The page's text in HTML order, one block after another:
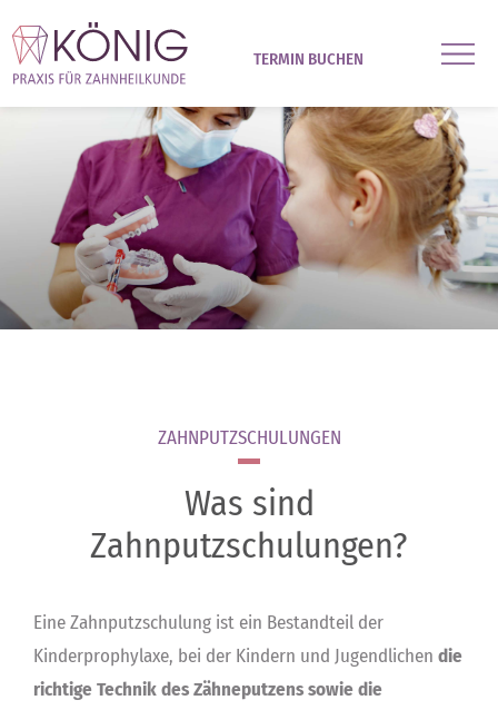
TERMIN BUCHEN
ZAHNPUTZSCHULUNGEN
Was sind
Zahnputzschulungen?
Eine Zahnputzschulung ist ein Bestandteil der
Kinderprophylaxe, bei der Kindern und Jugendlichen die
richtige Technik des Zähneputzens sowie die